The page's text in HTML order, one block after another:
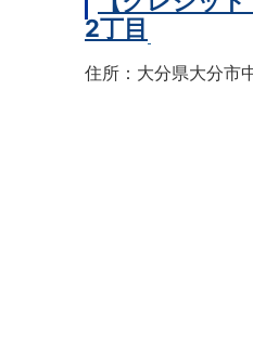
2丁目
住所：大分県大分市